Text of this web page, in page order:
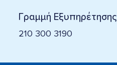
Γραμμή Εξυπηρέτησης
210 300 3190